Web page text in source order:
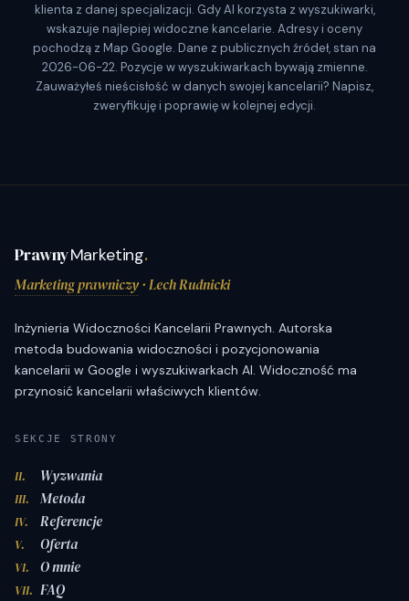
klienta z danej specjalizacji. Gdy AI korzysta z wyszukiwarki,
wskazuje najlepiej widoczne kancelarie. Adresy i oceny
pochodzą z Map Google. Dane z publicznych źródeł, stan na
2026-06-22. Pozycje w wyszukiwarkach bywają zmienne.
Zauważyłeś nieścisłość w danych swojej kancelarii? Napisz,
zweryfikuję i poprawię w kolejnej edycji.
PrawnyMarketing.
Marketing prawniczy· Lech Rudnicki
Inżynieria Widoczności Kancelarii Prawnych. Autorska
metoda budowania widoczności i pozycjonowania
kancelarii w Google i wyszukiwarkach AI. Widoczność ma
przynosić kancelarii właściwych klientów.
SEKCJE STRONY
II. Wyzwania
III. Metoda
IV. Referencje
V. Oferta
VI. O mnie
VII. FAQ